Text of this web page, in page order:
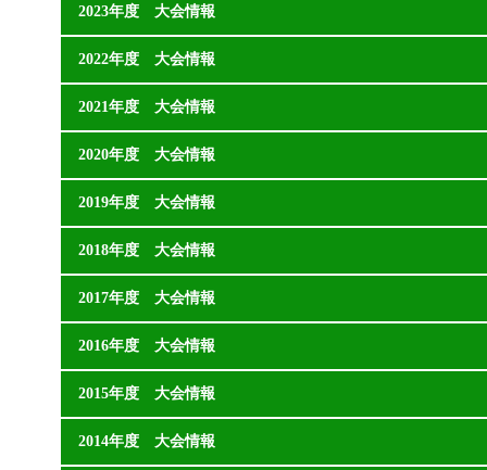
2023年度 大会情報
2022年度 大会情報
2021年度 大会情報
2020年度 大会情報
2019年度 大会情報
2018年度 大会情報
2017年度 大会情報
2016年度 大会情報
2015年度 大会情報
2014年度 大会情報